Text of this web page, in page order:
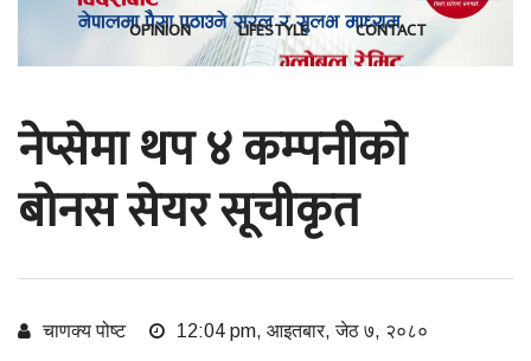
OPINION LIFESTYLE CONTACT
नेप्सेमा थप ४ कम्पनीको
बोनस सेयर सूचीकृत
चाणक्य पोष्ट 12:04 pm, आइतबार, जेठ ७, २०८०